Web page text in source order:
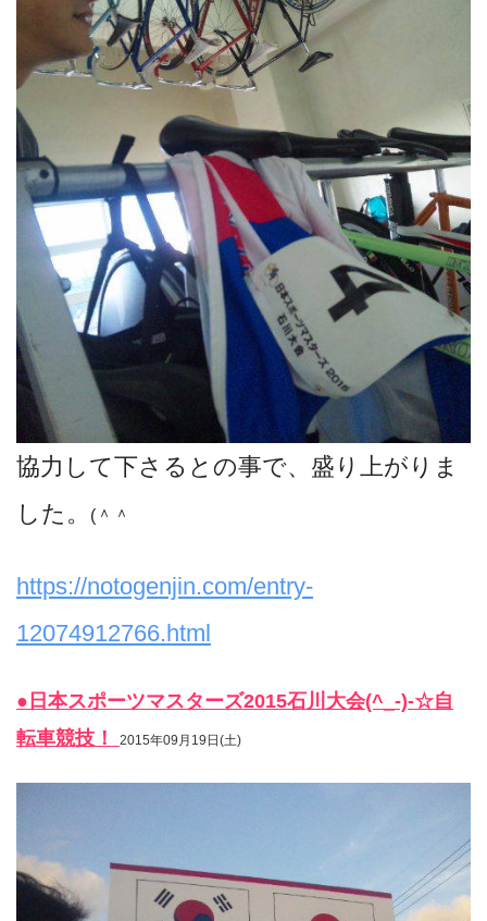
協力して下さるとの事で、盛り上がりま
した。
(＾＾ゞ
https://notogenjin.com/entry-
12074912766.html
●日本スポーツマスターズ2015石川大会(^_-)-☆自
転車競技！
2015年09月19日(土)